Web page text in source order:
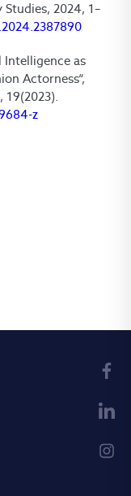
2024, 1–
Intelligence as
Actorness“,
19(2023).
z